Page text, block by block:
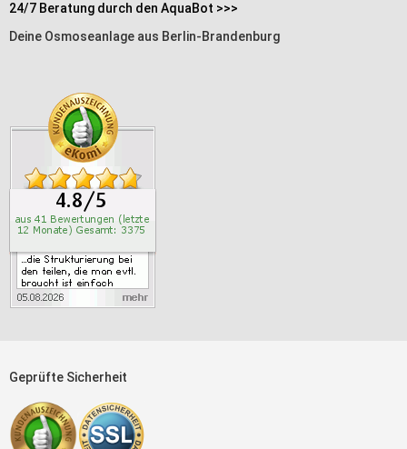
24/7 Beratung durch den AquaBot >>>
Deine Osmoseanlage aus Berlin-Brandenburg
Geprüfte Sicherheit